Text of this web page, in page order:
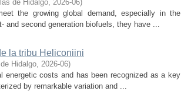
de Hidalgo, 2026-06)
the growing global demand, especially in the
and second generation biofuels, they have ...
la tribu Heliconiini
Hidalgo, 2026-06)
energetic costs and has been recognized as a key
by remarkable variation and ...